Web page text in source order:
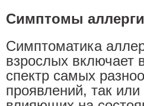
Симптомы
Симптоматика
взрослых включает
спектр самых
проявлений, так или